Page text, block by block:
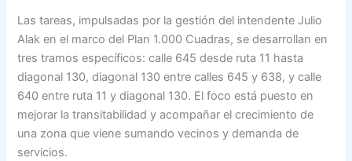
Las tareas, impulsadas por la gestión del intendente Julio
Alak en el marco del Plan 1.000 Cuadras, se desarrollan en
tres tramos específicos: calle 645 desde ruta 11 hasta
diagonal 130, diagonal 130 entre calles 645 y 638, y calle
640 entre ruta 11 y diagonal 130. El foco está puesto en
mejorar la transitabilidad y acompañar el crecimiento de
una zona que viene sumando vecinos y demanda de
servicios.